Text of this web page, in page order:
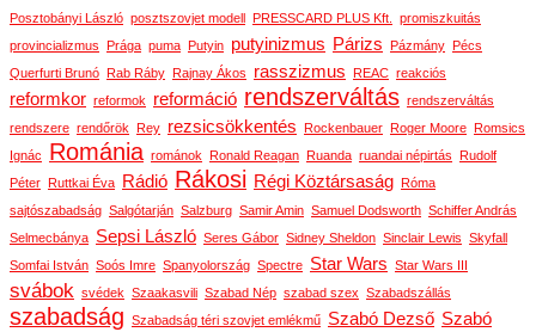
Posztobányi László posztszovjet modell PRESSCARD PLUS Kft.
promiszkuitás
provincializmus Prága puma Putyin putyinizmus Párizs Pázmány Pécs
Querfurti Brunó Rab Ráby Rajnay Ákos rasszizmus REAC reakciós
reformkor reformok reformáció rendszerváltás rendszerváltás
rendszere rendőrök Rey rezsicsökkentés Rockenbauer Roger Moore Romsics
Ignác
Románia románok Ronald Reagan Ruanda ruandai népirtás Rudolf
Péter Ruttkai Éva Rádió Rákosi Régi Köztársaság Róma
sajtószabadság Salgótarján Salzburg Samir Amin Samuel Dodsworth Schiffer András
Selmecbánya Sepsi László Seres Gábor Sidney Sheldon Sinclair Lewis Skyfall
Somfai István Soós Imre Spanyolország Spectre Star Wars Star Wars III
svábok svédek Szaakasvili Szabad Nép szabad szex Szabadszállás
szabadság Szabadság téri szovjet emlékmű Szabó Dezső Szabó